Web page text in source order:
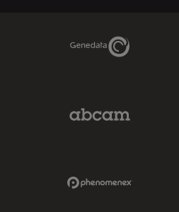
Genedata Link
Link